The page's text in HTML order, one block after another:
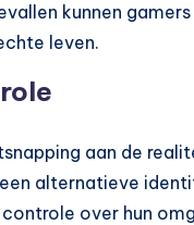
kunnen
leven.
aan de
alternatieve
over hun